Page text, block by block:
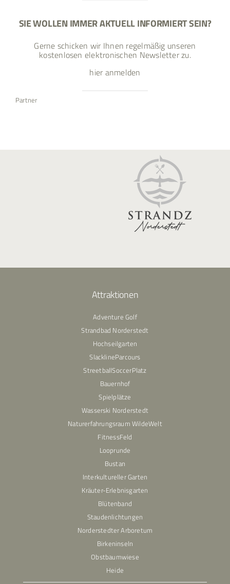
SIE WOLLEN IMMER AKTUELL INFORMIERT SEIN?
Gerne schicken wir Ihnen regelmäßig unseren
kostenlosen elektronischen Newsletter zu.
hier anmelden
Partner
Attraktionen
Adventure Golf
Strandbad Norderstedt
Hochseilgarten
SlacklineParcours
StreetballSoccerPlatz
Bauernhof
Spielplätze
Wasserski Norderstedt
Naturerfahrungsraum WildeWelt
FitnessFeld
Looprunde
Bustan
Interkultureller Garten
Kräuter-Erlebnisgarten
Blütenband
Staudenlichtungen
Norderstedter Arboretum
Birkeninseln
Obstbaumwiese
Heide